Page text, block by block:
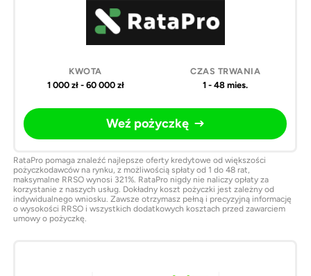
1 000 zł - 60 000 zł 1 - 48 mies.
Weź pożyczkę
RataPro pomaga znaleźć najlepsze oferty kredytowe od większości
pożyczkodawców na rynku, z możliwością spłaty od 1 do 48 rat,
maksymalne RRSO wynosi 321%. RataPro nigdy nie naliczy opłaty za
korzystanie z naszych usług. Dokładny koszt pożyczki jest zależny od
indywidualnego wniosku. Zawsze otrzymasz pełną i precyzyjną informację
o wysokości RRSO i wszystkich dodatkowych kosztach przed zawarciem
umowy o pożyczkę.